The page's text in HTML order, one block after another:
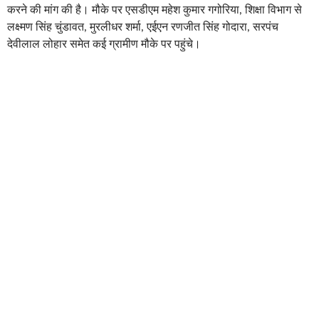
करने की मांग की है। मौके पर एसडीएम महेश कुमार गगोरिया, शिक्षा विभाग से
लक्ष्मण सिंह चुंडावत, मुरलीधर शर्मा, एईएन रणजीत सिंह गोदारा, सरपंच
देवीलाल लोहार समेत कई ग्रामीण मौके पर पहुंचे।